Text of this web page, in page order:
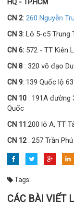
HQ - TP.HCM
CN 2: 260 Nguyễn
CN 3: Lô 5-c5 Trung
CN 6: 572 - TT Kiên
CN 8 : 320 võ đạo
CN 9: 139 Quốc lộ
CN 10 : 191A đường
Quốc
CN 11 :200 lô A, TT
CN 12: 257 Trần
Tags:
CÁC BÀI VIẾT